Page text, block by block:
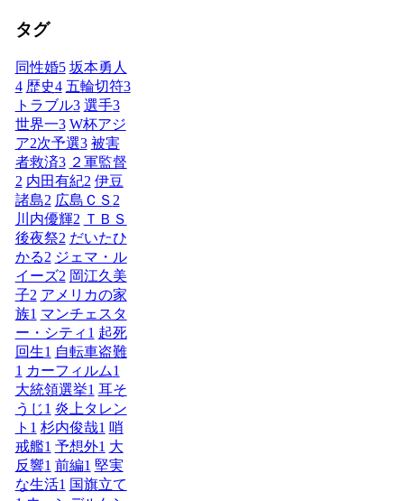
タグ
同性婚5 坂本勇人
4 歴史4 五輪切符3
トラブル3 選手3
世界一3 W杯アジ
ア2次予選3 被害
者救済3 ２軍監督
2 内田有紀2 伊豆
諸島2 広島ＣＳ 2
川内優輝2 ＴＢＳ
後夜祭2 だいたひ
かる2 ジェマ・ル
イーズ2 岡江久美
子2 アメリカの家
族1 マンチェスタ
ー・シティ 1 起死
回生1 自転車盗難
1 カーフィルム1
大統領選挙1 耳そ
うじ1 炎上タレン
ト 1 杉内俊哉1 哨
戒艦1 予想外1 大
反響1 前編1 堅実
な生活1 国旗立て